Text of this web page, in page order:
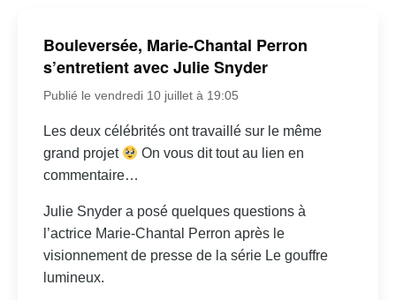
Bouleversée, Marie-Chantal Perron
s’entretient avec Julie Snyder
Publié le vendredi 10 juillet à 19:05
Les deux célébrités ont travaillé sur le même
grand projet
On vous dit tout au lien en
commentaire…
Julie Snyder a posé quelques questions à
l’actrice Marie-Chantal Perron après le
visionnement de presse de la série Le gouffre
lumineux.